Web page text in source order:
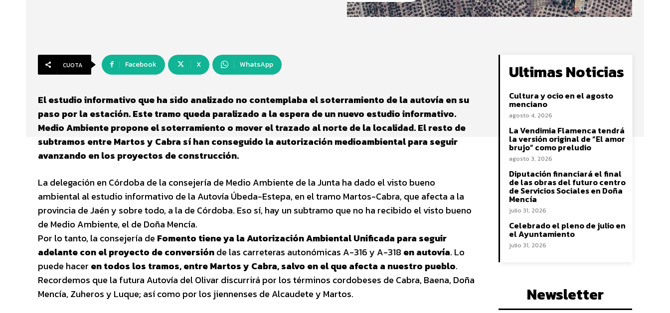
CUOTA Facebook X WhatsApp
El estudio informativo que ha sido analizado no contemplaba el soterramiento de la autovía en su
paso por la estación. Este tramo queda paralizado a la espera de un nuevo estudio informativo.
Medio Ambiente propone el soterramiento o mover el trazado al norte de la localidad. El resto de
subtramos entre Martos y Cabra sí han conseguido la autorización medioambiental para seguir
avanzando en los proyectos de construcción.
La delegación en Córdoba de la consejería de Medio Ambiente de la Junta ha dado el visto bueno
ambiental al estudio informativo de la Autovía Úbeda-Estepa, en el tramo Martos-Cabra, que afecta a la
provincia de Jaén y sobre todo, a la de Córdoba. Eso sí, hay un subtramo que no ha recibido el visto bueno
de Medio Ambiente, el de Doña Mencía.
Por lo tanto, la consejería de Fomento tiene ya la Autorización Ambiental Unificada para seguir
adelante con el proyecto de conversiónde las carreteras autonómicas A-316 y A-318 en autovía. Lo
puede hacer en todos los tramos, entre Martos y Cabra, salvo en el que afecta a nuestro pueblo.
Recordemos que la futura Autovía del Olivar discurrirá por los términos cordobeses de Cabra, Baena, Doña
Mencía, Zuheros y Luque; así como por los jiennenses de Alcaudete y Martos.
Ultimas Noticias
Cultura y ocio en el agosto
menciano
agosto 4, 2026
La Vendimia Flamenca tendrá
la versión original de “El amor
brujo” como preludio
agosto 3, 2026
Diputación financiará el final
de las obras del futuro centro
de Servicios Sociales en Doña
Mencía
julio 31, 2026
Celebrado el pleno de julio en
el Ayuntamiento
julio 31, 2026
Newsletter